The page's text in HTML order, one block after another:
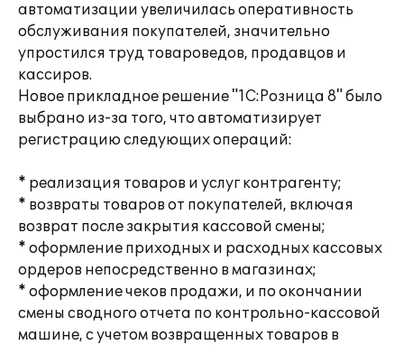
автоматизации увеличилась оперативность
обслуживания покупателей, значительно
упростился труд товароведов, продавцов и
кассиров.
Новое прикладное решение "1С:Розница 8" было
выбрано из-за того, что автоматизирует
регистрацию следующих операций:
* реализация товаров и услуг контрагенту;
* возвраты товаров от покупателей, включая
возврат после закрытия кассовой смены;
* оформление приходных и расходных кассовых
ордеров непосредственно в магазинах;
* оформление чеков продажи, и по окончании
смены сводного отчета по контрольно-кассовой
машине, с учетом возвращенных товаров в